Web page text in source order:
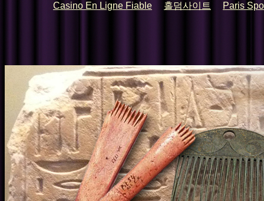
Casino En Ligne Fiable 홀덤사이트 Paris